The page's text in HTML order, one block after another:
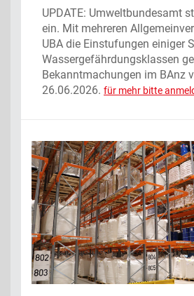
UPDATE: Umweltbundesamt
ein. Mit mehreren
UBA die Einstufungen einiger
Wassergefährdungsklassen
Bekanntmachungen im BAnz
26.06.2026. für mehr bitte